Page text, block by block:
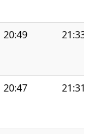
20:49 21:33
20:47 21:31